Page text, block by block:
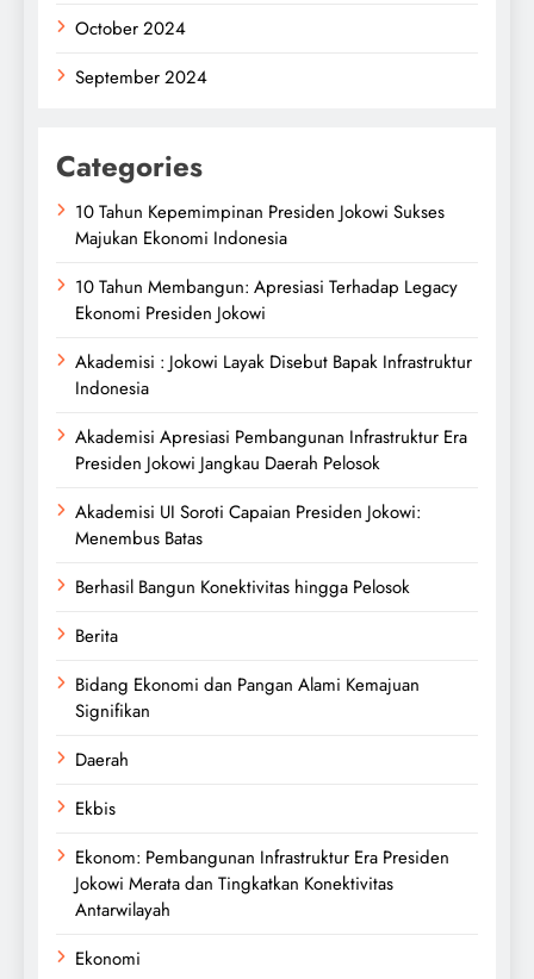
October 2024
September 2024
Categories
10 Tahun Kepemimpinan Presiden Jokowi Sukses
Majukan Ekonomi Indonesia
10 Tahun Membangun: Apresiasi Terhadap Legacy
Ekonomi Presiden Jokowi
Akademisi : Jokowi Layak Disebut Bapak Infrastruktur
Indonesia
Akademisi Apresiasi Pembangunan Infrastruktur Era
Presiden Jokowi Jangkau Daerah Pelosok
Akademisi UI Soroti Capaian Presiden Jokowi:
Menembus Batas
Berhasil Bangun Konektivitas hingga Pelosok
Berita
Bidang Ekonomi dan Pangan Alami Kemajuan
Signifikan
Daerah
Ekbis
Ekonom: Pembangunan Infrastruktur Era Presiden
Jokowi Merata dan Tingkatkan Konektivitas
Antarwilayah
Ekonomi